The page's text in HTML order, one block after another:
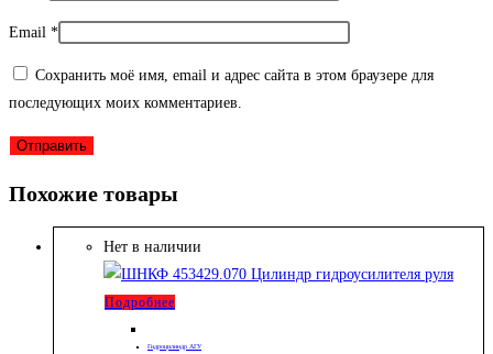
Email *
Сохранить моё имя, email и адрес сайта в этом браузере для
последующих моих комментариев.
Похожие товары
Нет в наличии
Подробнее
Гидроцилиндр АГУ